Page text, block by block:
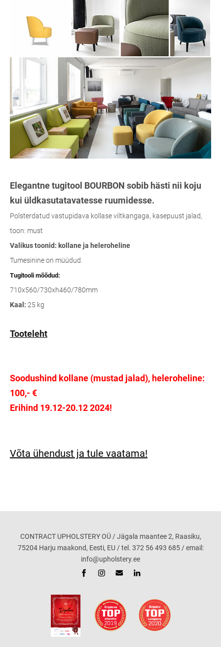
Elegantne tugitool BOURBON sobib hästi nii koju
kui üldkasutatavatesse ruumidesse.
Polsterdatud vastupidava kollase viltkangaga, kasepuust jalad,
toon: must
Valikus toonid: kollane ja heleroheline
Tumesinine on müüdud.
Tugitooli mõõdud:
710x560/730xh460/780mm
Kaal: 25 kg
Tooteleht
Soodushind kollane (mustad jalad), heleroheline:
100,- €
Erihind 19.12-20.12 2024!
Võta ühendust ja tule vaatama!
CONTRACT UPHOLSTERY OÜ / Jägala maantee 2, Raasiku,
75204 Harju maakond, Eesti, EU / tel. 372 56 493 685 / email:
info@upholstery.ee